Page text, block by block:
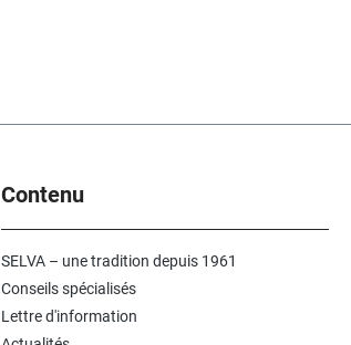
Contenu
SELVA – une tradition depuis 1961
Conseils spécialisés
Lettre d'information